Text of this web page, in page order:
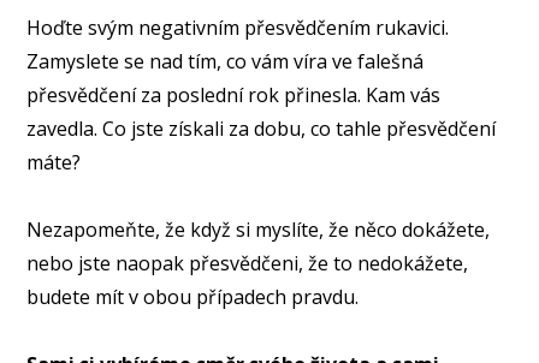
Hoďte svým negativním přesvědčením rukavici.
Zamyslete se nad tím, co vám víra ve falešná
přesvědčení za poslední rok přinesla. Kam vás
zavedla. Co jste získali za dobu, co tahle přesvědčení
máte?
Nezapomeňte, že když si myslíte, že něco dokážete,
nebo jste naopak přesvědčeni, že to nedokážete,
budete mít v obou případech pravdu.